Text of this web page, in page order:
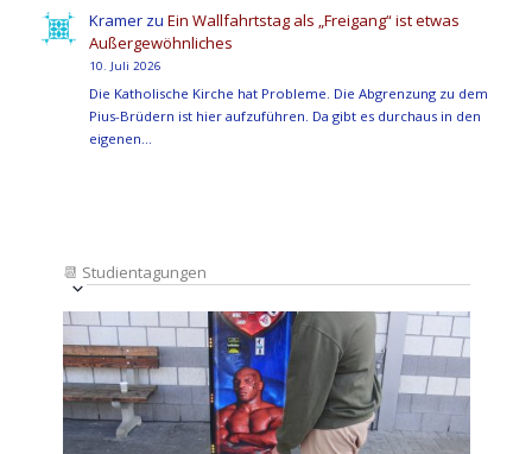
Kramer zuEin Wallfahrtstag als „Freigang“ ist etwas
Außergewöhnliches
10. Juli 2026
Die Katholische Kirche hat Probleme. Die Abgrenzung zu dem
Pius-Brüdern ist hier aufzuführen. Da gibt es durchaus in den
eigenen…
📆 Studientagungen
Ansichten-
Navigation
Veranstaltung
Ansichten-
Navigation
Datum
auswählen.
List
of
Veranstaltungen
in
Photo
View